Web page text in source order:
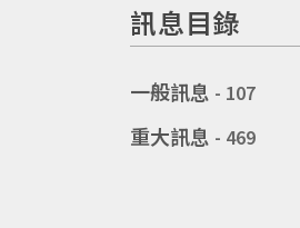
訊息目錄
一般訊息 - 107
重大訊息 - 469